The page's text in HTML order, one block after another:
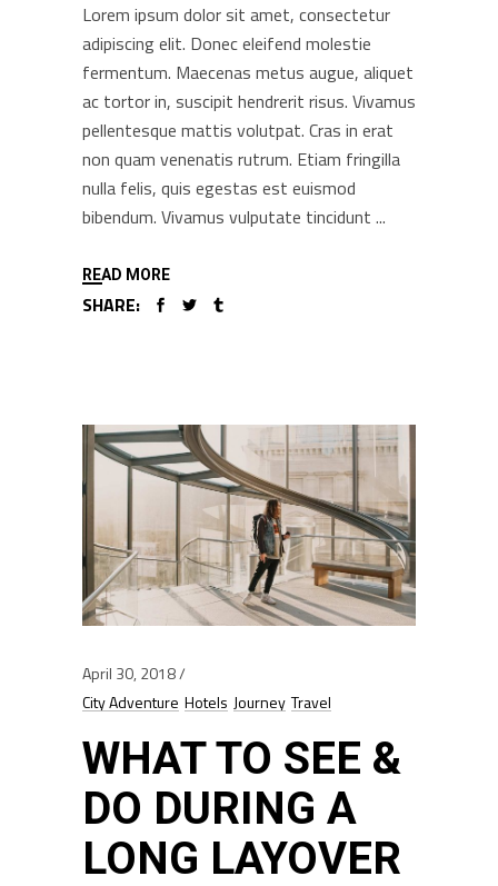
Lorem ipsum dolor sit amet, consectetur
adipiscing elit. Donec eleifend molestie
fermentum. Maecenas metus augue, aliquet
ac tortor in, suscipit hendrerit risus. Vivamus
pellentesque mattis volutpat. Cras in erat
non quam venenatis rutrum. Etiam fringilla
nulla felis, quis egestas est euismod
bibendum. Vivamus vulputate tincidunt
READ MORE
SHARE:
April 30, 2018
City Adventure Hotels Journey Travel
WHAT TO SEE &
DO DURING A
LONG LAYOVER